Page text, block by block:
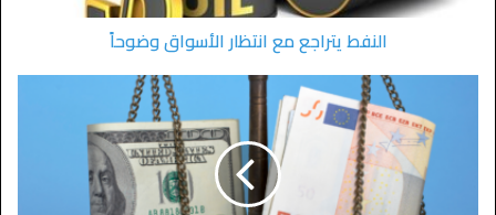
النفط يتراجع مع انتظار الأسواق وضوحاً